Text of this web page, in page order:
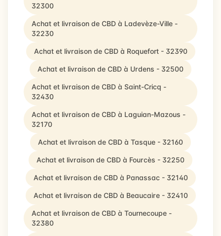
32300
Achat et livraison de CBD à Ladevèze-Ville -
32230
Achat et livraison de CBD à Roquefort - 32390
Achat et livraison de CBD à Urdens - 32500
Achat et livraison de CBD à Saint-Cricq -
32430
Achat et livraison de CBD à Laguian-Mazous -
32170
Achat et livraison de CBD à Tasque - 32160
Achat et livraison de CBD à Fourcès - 32250
Achat et livraison de CBD à Panassac - 32140
Achat et livraison de CBD à Beaucaire - 32410
Achat et livraison de CBD à Tournecoupe -
32380